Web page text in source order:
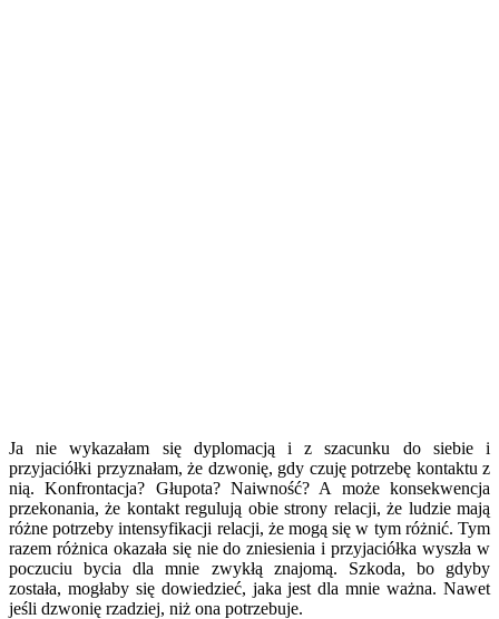
Ja nie wykazałam się dyplomacją i z szacunku do siebie i
przyjaciółki przyznałam, że dzwonię, gdy czuję potrzebę kontaktu z
nią. Konfrontacja? Głupota? Naiwność? A może konsekwencja
przekonania, że kontakt regulują obie strony relacji, że ludzie mają
różne potrzeby intensyfikacji relacji, że mogą się w tym różnić. Tym
razem różnica okazała się nie do zniesienia i przyjaciółka wyszła w
poczuciu bycia dla mnie zwykłą znajomą. Szkoda, bo gdyby
została, mogłaby się dowiedzieć, jaka jest dla mnie ważna. Nawet
jeśli dzwonię rzadziej, niż ona potrzebuje.